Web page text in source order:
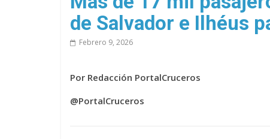
de Salvador e Ilhéus
Febrero 9, 2026
Por Redacción PortalCruceros
@PortalCruceros